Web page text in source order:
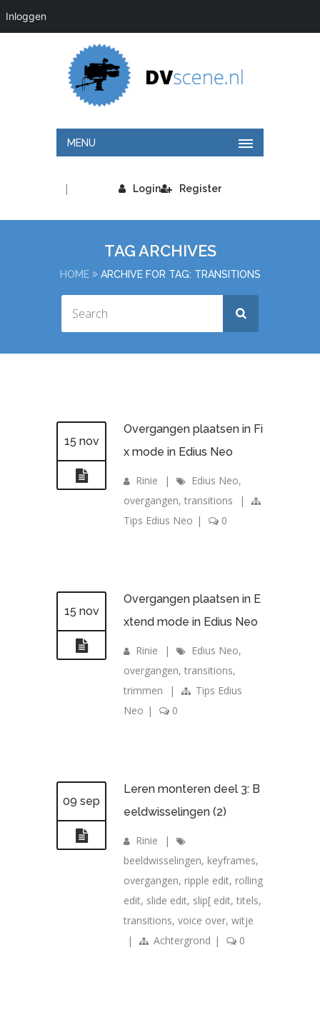
Inloggen
MENU
Login
| Register
TAG ARCHIVES
HOME ARCHIVE FOR TAG: TRANSITIONS
15 nov
Overgangen plaatsen in Fi
x mode in Edius Neo
Rinie | Edius Neo,
overgangen, transitions
|
Tips Edius Neo | 0
15 nov
Overgangen plaatsen in E
xtend mode in Edius Neo
Rinie | Edius Neo,
overgangen, transitions,
trimmen
|
Tips Edius
Neo | 0
09 sep
Leren monteren deel 3: B
eeldwisselingen (2)
Rinie
|
beeldwisselingen, keyframes,
overgangen, ripple edit, rolling
edit, slide edit, slip[ edit, titels,
transitions, voice over, witje
|
Achtergrond | 0